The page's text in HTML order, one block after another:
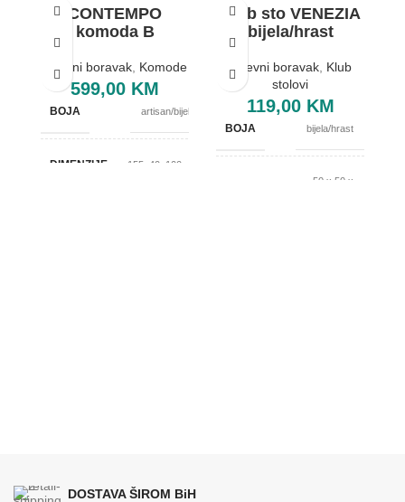
CONTEMPO
komoda B
Dnevni boravak Komode
599,00 KM
BOJA artisan/bijela
DIMENZIJE 155x40x100cm
Klub sto VENEZIA
bijela/hrast
Dnevni boravak, Klub
stolovi
119,00 KM
BOJA bijela/hrast
50 x 50 x
DOSTAVA ŠIROM BiH